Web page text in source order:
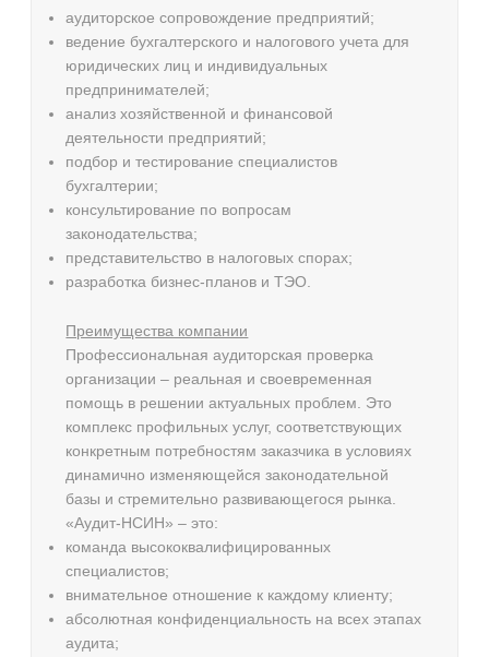
аудиторское сопровождение предприятий;
ведение бухгалтерского и налогового учета для
юридических лиц и индивидуальных
предпринимателей;
анализ хозяйственной и финансовой
деятельности предприятий;
подбор и тестирование специалистов
бухгалтерии;
консультирование по вопросам
законодательства;
представительство в налоговых спорах;
разработка бизнес-планов и ТЭО.
Преимущества компании
Профессиональная аудиторская проверка
организации – реальная и своевременная
помощь в решении актуальных проблем. Это
комплекс профильных услуг, соответствующих
конкретным потребностям заказчика в условиях
динамично изменяющейся законодательной
базы и стремительно развивающегося рынка.
«Аудит-НСИН» – это:
команда высококвалифицированных
специалистов;
внимательное отношение к каждому клиенту;
абсолютная конфиденциальность на всех этапах
аудита;